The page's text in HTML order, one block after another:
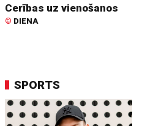
Cerības uz vienošanos
© DIENA
SPORTS